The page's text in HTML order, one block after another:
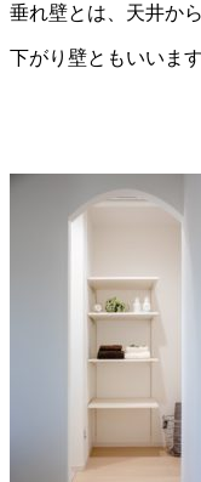
垂れ壁とは、天井か
下がり壁ともいいます